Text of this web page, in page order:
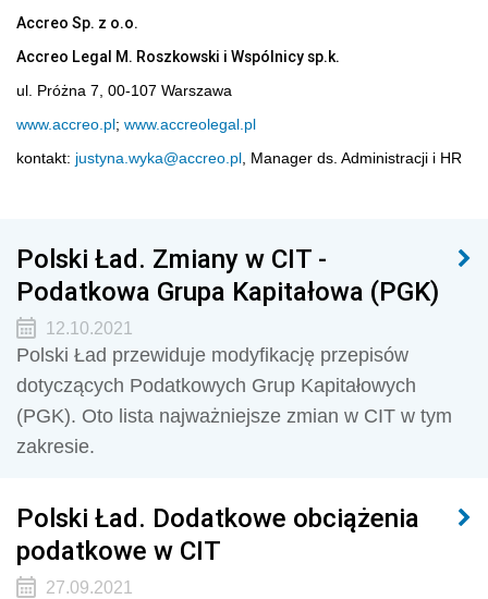
Accreo Sp. z o.o.
Accreo Legal M. Roszkowski i Wspólnicy sp.k.
ul. Próżna 7, 00-107 Warszawa
www.accreo.pl; www.accreolegal.pl
kontakt: justyna.wyka@accreo.pl , Manager ds. Administracji i HR
Polski Ład. Zmiany w CIT -
Podatkowa Grupa Kapitałowa (PGK)
12.10.2021
Polski Ład przewiduje modyfikację przepisów
dotyczących Podatkowych Grup Kapitałowych
(PGK). Oto lista najważniejsze zmian w CIT w tym
zakresie.
Polski Ład. Dodatkowe obciążenia
podatkowe w CIT
27.09.2021